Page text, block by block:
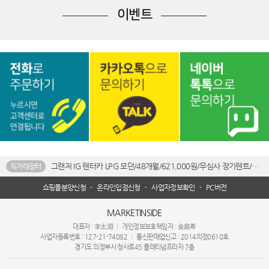
이벤트
직거래장터 그랜저 IG 렌터카 LPG 모던/48개월/621,000원/무심사 장기렌트/개인사업자 리스
쇼핑몰분양신청 온라인입점신청 사업자정보확인 PC버전
MARKETINSIDE
대표자 : 李太淵
개인정보보호책임자 : 金庭希
사업자등록번호 : 127-21-74082
통신판매업신고 : 2014의정0610호
경기도 의정부시 청사로45 플래티넘프라자 7층